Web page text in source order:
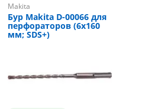
Makita
Бур Makita D-00066 для
перфораторов (6х160
мм; SDS+)